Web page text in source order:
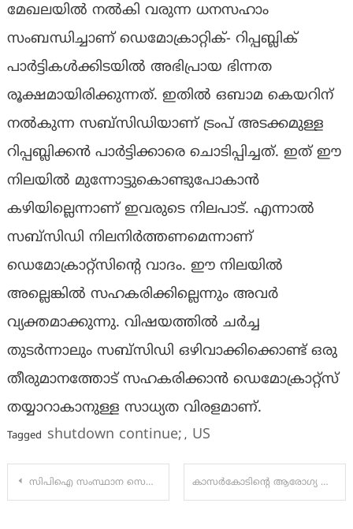
മേഖലയില്‍ നല്‍കി വരുന്ന ധനസഹാം
സംബന്ധിച്ചാണ് ഡെമോക്രാറ്റിക്- റിപ്പബ്ലിക്
പാര്‍ട്ടികള്‍ക്കിടയില്‍ അഭിപ്രായ ഭിന്നത
രൂക്ഷമായിരിക്കുന്നത്. ഇതില്‍ ഒബാമ കെയറിന്
നല്‍കുന്ന സബ്സിഡിയാണ് ട്രംപ് അടക്കമുള്ള
റിപ്പബ്ലിക്കന്‍ പാര്‍ട്ടിക്കാരെ ചൊടിപ്പിച്ചത്. ഇത് ഈ
നിലയില്‍ മുന്നോട്ടുകൊണ്ടുപോകാന്‍
കഴിയില്ലെന്നാണ് ഇവരുടെ നിലപാട്. എന്നാല്‍
സബ്സിഡി നിലനിര്‍ത്തണമെന്നാണ്
ഡെമോക്രാറ്റ്സിന്റെ വാദം. ഈ നിലയില്‍
അല്ലെങ്കില്‍ സഹകരിക്കില്ലെന്നും അവര്‍
വ്യക്തമാക്കുന്നു. വിഷയത്തിൽ ചർച്ച
തുടർന്നാലും സബ്സിഡി ഒഴിവാക്കിക്കൊണ്ട് ഒരു
തീരുമാനത്തോട് സഹകരിക്കാൻ ഡെമോക്രാറ്റ്സ്
തയ്യാറാകാനുള്ള സാധ്യത വിരളമാണ്.
Tagged shutdown continue; , US
Post
സിപിഐ സംസ്ഥാന സെക്രട്ടേറിയറ്റ്, എക്സിക്യൂട്ടീവ് കമ്മിറ്റികള്‍ തെരഞ്ഞെടുത്തു കാസർകോടിൻ്റെ ആരോഗ്യ മേഖലയിൽ ഇത് ചരിത്ര നിമിഷം; മന്ത്രി വീണ ജോർജ്ജ്